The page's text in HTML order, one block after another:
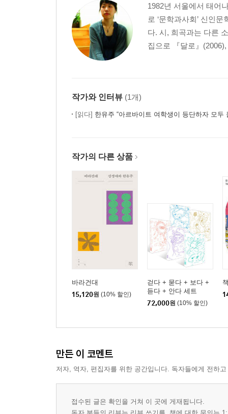
1982년 서울에서 태어
로 ‘문학과사회’ 신인
다. 시, 희곡과는 다른
집으로 『달로』
작가와 인터뷰 (1개)
[읽다] 한유주 “아르바이트 여학생이 등단하자 모두
작가의 다른 상품
바라건대
15,120원 (10% 할인)
걷다 + 묻다 + 보다 +
듣다 + 안다 세트
72,000원 (10% 할인)
만든 이 코멘트
저자, 역자, 편집자를 위한 공간입니다. 독자들에게 전하
접수된 글은 확인을 거쳐 이 곳에 게재됩니다.